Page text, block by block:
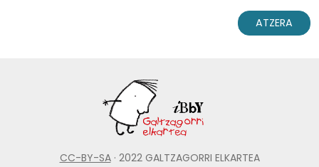
ATZERA
CC-BY-SA· 2022 GALTZAGORRI ELKARTEA